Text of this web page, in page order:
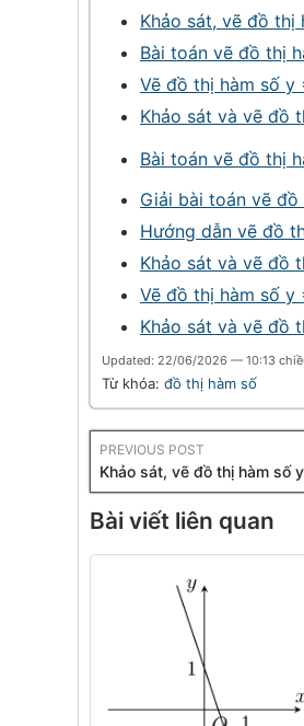
Khảo sát, vẽ đồ thị
Bài toán vẽ đồ thị
Vẽ đồ thị hàm số y
Khảo sát và vẽ đồ
Bài toán vẽ đồ thị
Giải bài toán vẽ
Hướng dẫn vẽ đồ
Khảo sát và vẽ đồ
Vẽ đồ thị hàm số y
Khảo sát và vẽ đồ
Updated: 22/06/2026 — 10:13
Từ khóa: đồ thị hàm số
PREVIOUS POST
Khảo sát, vẽ đồ thị hàm số
Bài viết liên quan